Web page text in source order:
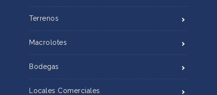
Terrenos
Macrolotes
Bodegas
Locales Comerciales